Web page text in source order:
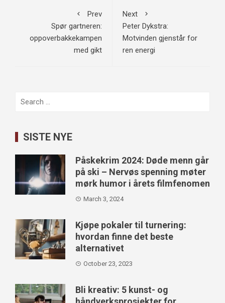
Prev
Spør gartneren:
oppoverbakkekampen
med gikt
Next
Peter Dykstra:
Motvinden gjenstår for
ren energi
Search
SISTE NYE
Påskekrim 2024: Døde menn går
på ski – Nervøs spenning møter
mørk humor i årets filmfenomen
March 3, 2024
Kjøpe pokaler til turnering:
hvordan finne det beste
alternativet
October 23, 2023
Bli kreativ: 5 kunst- og